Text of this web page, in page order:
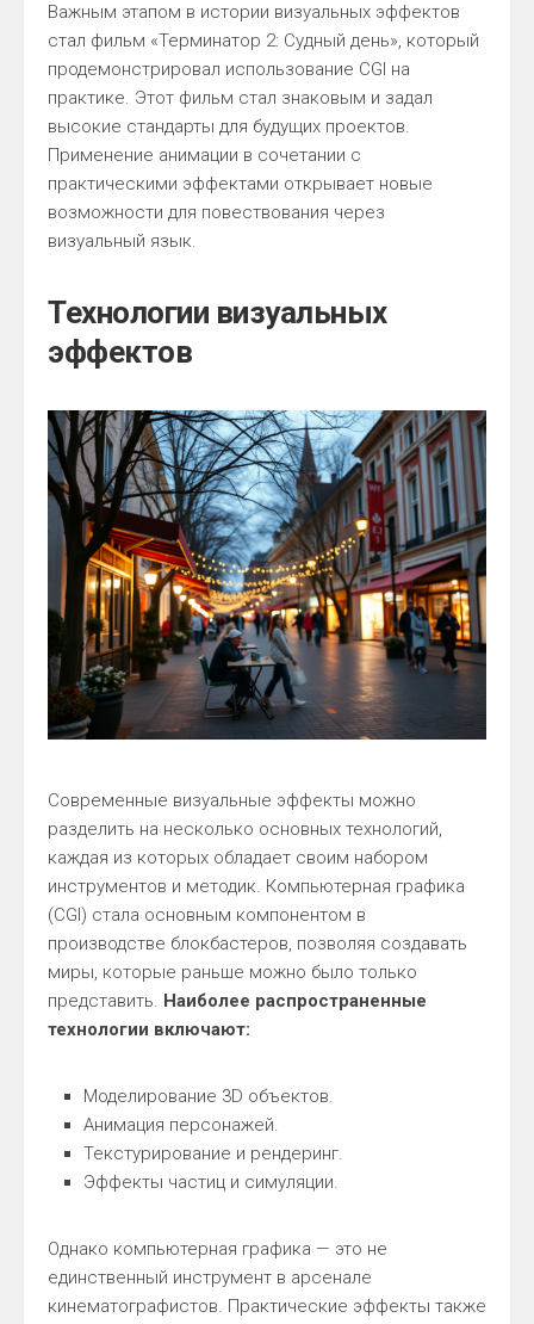
Важным этапом в истории визуальных эффектов
стал фильм «Терминатор 2: Судный день», который
продемонстрировал использование CGI на
практике. Этот фильм стал знаковым и задал
высокие стандарты для будущих проектов.
Применение анимации в сочетании с
практическими эффектами открывает новые
возможности для повествования через
визуальный язык.
Технологии визуальных
эффектов
Современные визуальные эффекты можно
разделить на несколько основных технологий,
каждая из которых обладает своим набором
инструментов и методик. Компьютерная графика
(CGI) стала основным компонентом в
производстве блокбастеров, позволяя создавать
миры, которые раньше можно было только
представить. Наиболее распространенные
технологии включают:
Моделирование 3D объектов.
Анимация персонажей.
Текстурирование и рендеринг.
Эффекты частиц и симуляции.
Однако компьютерная графика — это не
единственный инструмент в арсенале
кинематографистов. Практические эффекты также